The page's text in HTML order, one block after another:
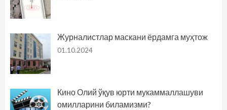
Журналистлар маскани ёрдамга муҳтож
01.10.2024
Кино Олий ўқув юрти мукаммаллашуви
омилларини биламизми?